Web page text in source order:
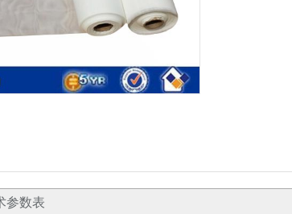
参数表